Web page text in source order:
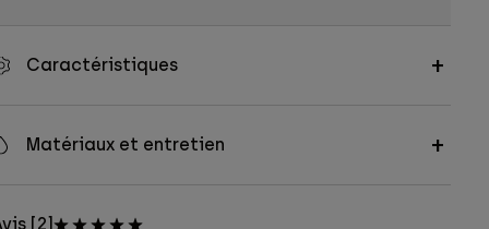
Caractéristiques
Matériaux et entretien
[2]